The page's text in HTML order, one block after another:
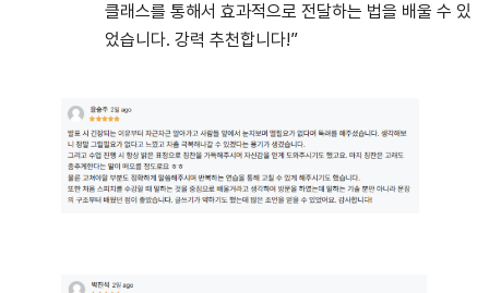
클래스를 통해서 효과적으로 전달하는 법을 배울 수 있
었습니다. 강력 추천합니다!”